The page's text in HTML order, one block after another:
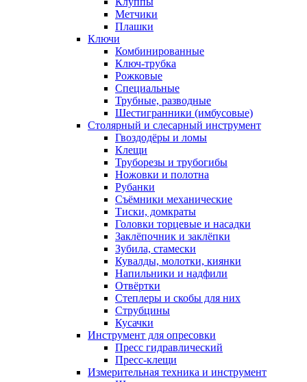
Метчики
Плашки
Ключи
Комбинированные
Ключ-трубка
Рожковые
Специальные
Трубные, разводные
Шестигранники (имбусовые)
Столярный и слесарный инструмент
Гвоздодёры и ломы
Клещи
Труборезы и трубогибы
Ножовки и полотна
Рубанки
Съёмники механические
Тиски, домкраты
Головки торцевые и насадки
Заклёпочник и заклёпки
Зубила, стамески
Кувалды, молотки, киянки
Напильники и надфили
Отвёртки
Степлеры и скобы для них
Струбцины
Кусачки
Инструмент для опресовки
Пресс гидравлический
Пресс-клещи
Измерительная техника и инструмент